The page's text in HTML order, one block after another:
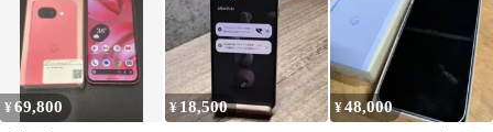
¥69,800 ¥ 18,500 ¥48,000